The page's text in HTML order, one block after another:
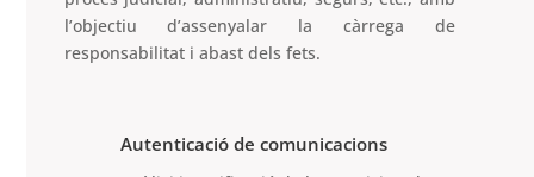
l’objectiu d’assenyalar la càrrega de
responsabilitat i abast dels fets.
Autenticació de comunicacions